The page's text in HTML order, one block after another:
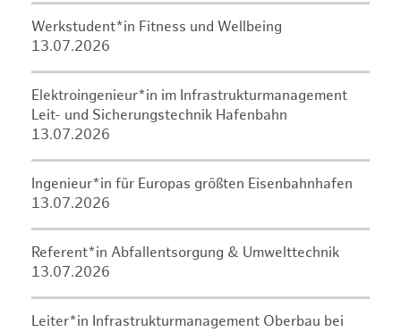
Werkstudent*in Fitness und Wellbeing
13.07.2026
Elektroingenieur*in im Infrastrukturmanagement
Leit- und Sicherungstechnik Hafenbahn
13.07.2026
Ingenieur*in für Europas größten Eisenbahnhafen
13.07.2026
Referent*in Abfallentsorgung & Umwelttechnik
13.07.2026
Leiter*in Infrastrukturmanagement Oberbau bei